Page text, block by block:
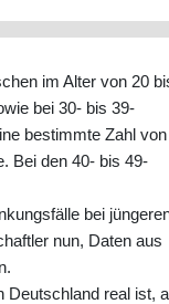
im Alter von 20
bei 30- bis 39-
bestimmte Zahl von
Bei den 40- bis 49-
bei
nun, Daten aus
Deutschland real ist,